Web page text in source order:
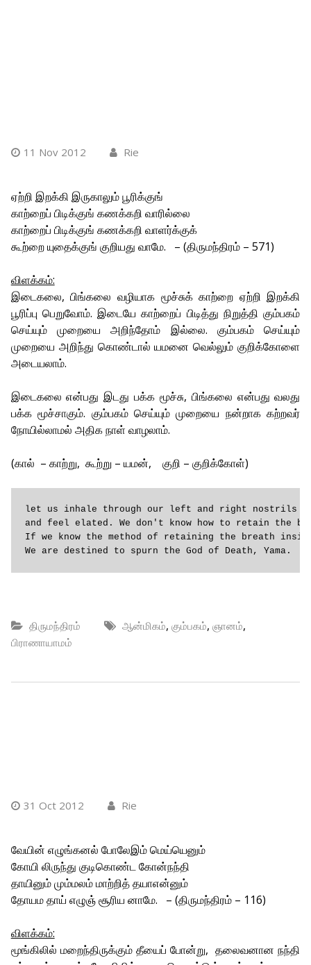
11 Nov 2012 Rie
ஏற்றி இறக்கி இருகாலும் பூரிக்குங்
காற்றைப் பிடிக்குங் கணக்கறி வாரில்லை
காற்றைப் பிடிக்குங் கணக்கறி வாளர்க்குக்
கூற்றை யுதைக்குங் குறியது வாமே. – (திருமந்திரம் – 571)
விளக்கம்:
இடைகலை, பிங்கலை வழியாக மூச்சுக் காற்றை ஏற்றி இறக்கி
பூரிப்பு பெறுவோம். இடையே காற்றைப் பிடித்து நிறுத்தி கும்பகம்
செய்யும் முறையை அறிந்தோம் இல்லை. கும்பகம் செய்யும்
முறையை அறிந்து கொண்டால் யமனை வெல்லும் குறிக்கோளை
அடையலாம்.
இடைகலை என்பது இடது பக்க மூச்சு, பிங்கலை என்பது வலது
பக்க மூச்சாகும். கும்பகம் செய்யும் முறையை நன்றாக கற்றவர்
நோயில்லாமல் அதிக நாள் வாழலாம்.
(கால் – காற்று, கூற்று – யமன், குறி – குறிக்கோள்)
let us inhale through our left and right nostrils
and feel elated. We don't know how to retain the
If we know the method of retaining the breath
We are destined to spurn the God of Death, Yama.
திருமந்திரம் ஆன்மிகம், கும்பகம், ஞானம்,
பிராணாயாமம்
31 Oct 2012 Rie
வேயின் எழுங்கனல் போலேஇம் மெய்யெனும்
கோயி லிருந்து குடிகொண்ட கோன்நந்தி
தாயினும் மும்மலம் மாற்றித் தயாஎன்னும்
தோயம தாய் எழுஞ் சூரிய னாமே. – (திருமந்திரம் – 116)
விளக்கம்:
மூங்கிலில் மறைந்திருக்கும் தீயைப் போன்று, தலைவனான நந்தி